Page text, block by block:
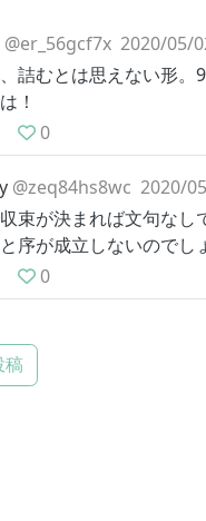
@er_56gcf7x 2020/05/
詰むとは思えない形。
！
0
@zeq84hs8wc 2020/
束が決まれば文句なし
序が成立しないのでし
0
稿